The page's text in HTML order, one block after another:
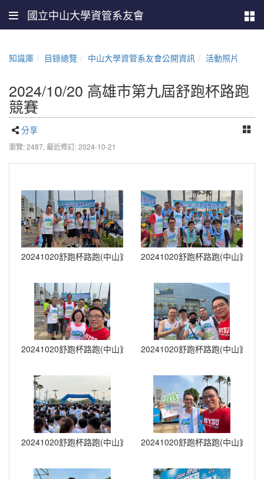
國立中山大學資管系友會
知識庫 目錄總覽 中山大學資管系友會公開資訊 活動照片
2024/10/20 高雄市第九屆舒跑杯路跑
競賽
分享
瀏覽: 2487, 最近修訂: 2024-10-21
20241020舒跑杯路跑(中山資管) (35)20241020舒跑杯路跑(中山資管)
20241020舒跑杯路跑(中山資管) (5)20241020舒跑杯路跑(中山資管)
20241020舒跑杯路跑(中山資管) (8)20241020舒跑杯路跑(中山資管)